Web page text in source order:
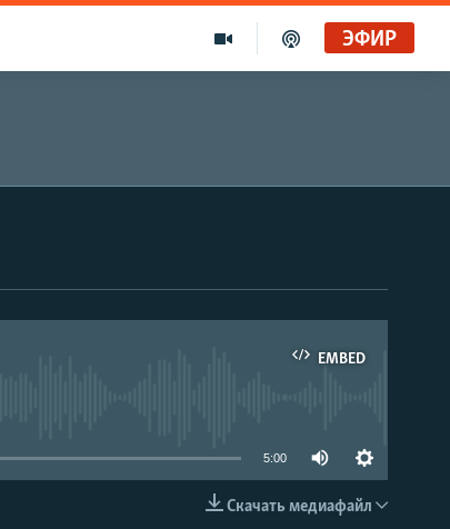
ЭФИР
EMBED
EMBED
5:00
Скачать медиафайл